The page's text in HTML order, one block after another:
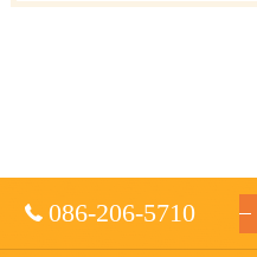
086-206-5710